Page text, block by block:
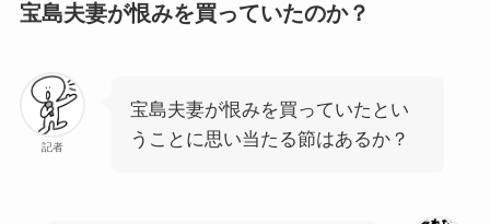
宝島夫妻が恨みを買っていたのか？
記者
宝島夫妻が恨みを買っていたとい
うことに思い当たる節はあるか？